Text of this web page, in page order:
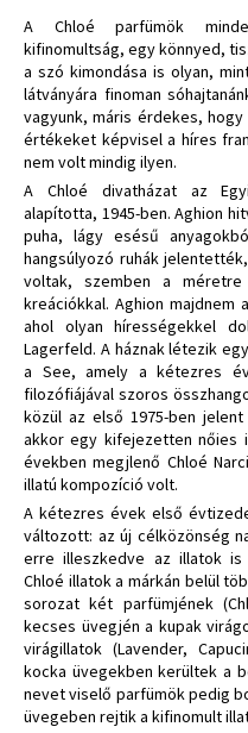
A Chloé parfümök
kifinomultság, egy könnyed,
a szó kimondása is olyan,
látványára finoman
vagyunk, máris érdekes,
értékeket képvisel a híres
nem volt mindig ilyen.
A Chloé divatházat az
alapította, 1945-ben. Aghion
puha, lágy esésű
hangsúlyozó ruhák
voltak, szemben a
kreációkkal. Aghion
ahol olyan hírességekkel
Lagerfeld. A háznak létezik
a See, amely a kétezres
filozófiájával szoros
közül az első 1975-ben
akkor egy kifejezetten nőies
években megjlenő Chloé
illatú kompozíció volt.
A kétezres évek első
változott: az új célközönség
erre illeszkedve az illatok is
Chloé illatok a márkán belül
sorozat két parfümjének
kecses üvegjén a kupak
virágillatok (Lavender,
kocka üvegekben kerültek a
nevet viselő parfümök pedig
üvegeben rejtik a kifinomult